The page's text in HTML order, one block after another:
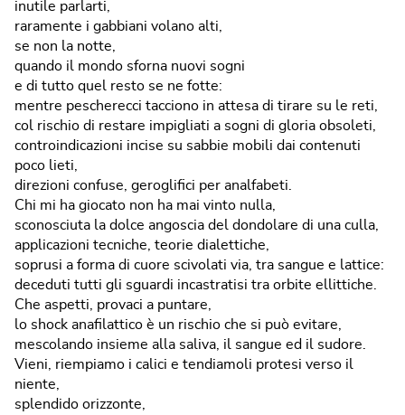
inutile parlarti,
raramente i gabbiani volano alti,
se non la notte,
quando il mondo sforna nuovi sogni
e di tutto quel resto se ne fotte:
mentre pescherecci tacciono in attesa di tirare su le reti,
col rischio di restare impigliati a sogni di gloria obsoleti,
controindicazioni incise su sabbie mobili dai contenuti
poco lieti,
direzioni confuse, geroglifici per analfabeti.
Chi mi ha giocato non ha mai vinto nulla,
sconosciuta la dolce angoscia del dondolare di una culla,
applicazioni tecniche, teorie dialettiche,
soprusi a forma di cuore scivolati via, tra sangue e lattice:
deceduti tutti gli sguardi incastratisi tra orbite ellittiche.
Che aspetti, provaci a puntare,
lo shock anafilattico è un rischio che si può evitare,
mescolando insieme alla saliva, il sangue ed il sudore.
Vieni, riempiamo i calici e tendiamoli protesi verso il
niente,
splendido orizzonte,